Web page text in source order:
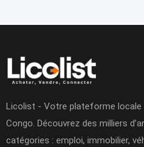
Licolist - Votre plateforme locale
Congo. Découvrez des milliers
catégories : emploi, immobilier,